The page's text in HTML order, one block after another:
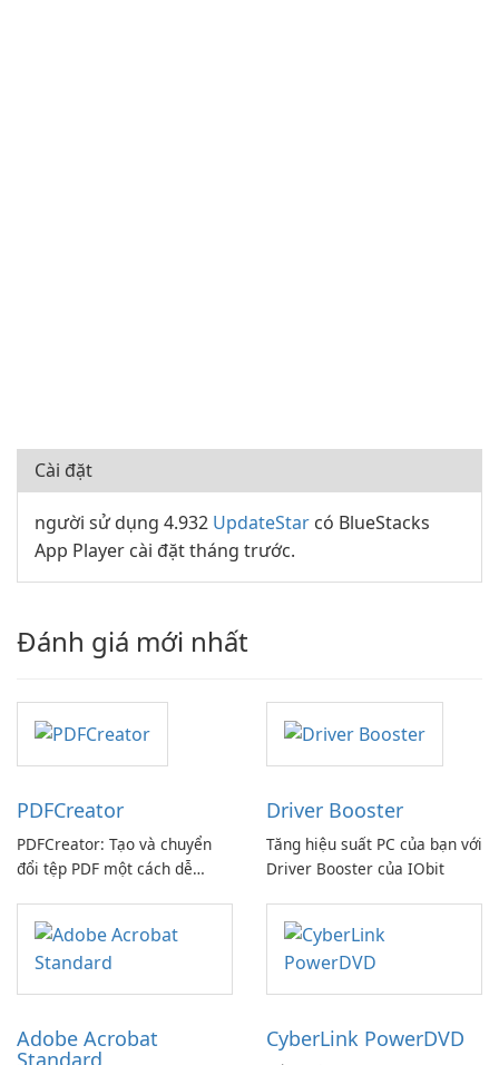
Cài đặt
người sử dụng 4.932 UpdateStar có BlueStacks
App Player cài đặt tháng trước.
Đánh giá mới nhất
PDFCreator
PDFCreator: Tạo và chuyển
đổi tệp PDF một cách dễ
Driver Booster
Tăng hiệu suất PC của bạn với
Driver Booster của IObit
Adobe Acrobat CyberLink PowerDVD